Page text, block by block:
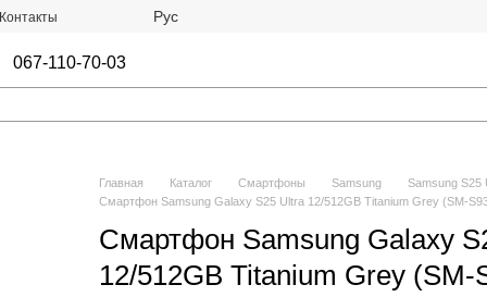
Контакты Рус
067-110-70-03
Главная Каталог Смартфоны Samsung
Samsung S25
Смартфон Samsung Galaxy S25 Ultra 12/512GB Titanium Grey (SM-
Смартфон Samsung Galaxy
12/512GB Titanium Grey (SM-